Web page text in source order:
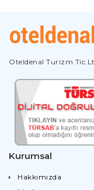
Oteldenal Turizm
Kurumsal
Hakkımızda